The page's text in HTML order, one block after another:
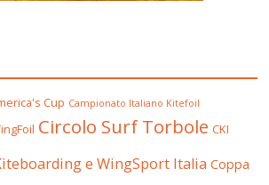
Cup Campionato Italiano Kitefoil
Circolo Surf Torbole CKI
e WingSport Italia Coppa